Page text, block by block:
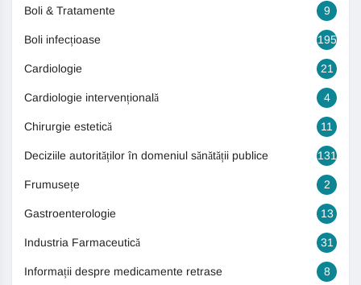
Boli & Tratamente 9
Boli infecțioase 195
Cardiologie 21
Cardiologie intervențională 4
Chirurgie estetică 11
Deciziile autorităților în domeniul sănătății publice 131
Frumusețe 2
Gastroenterologie 13
Industria Farmaceutică 31
Informații despre medicamente retrase 8